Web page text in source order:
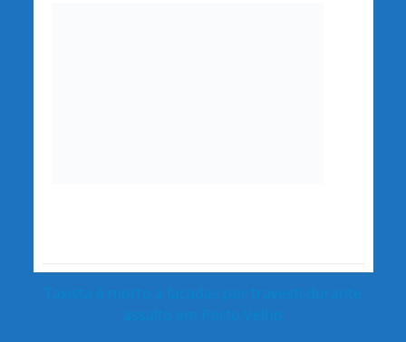
Taxista é morto a facadas por travesti durante
assalto em Porto Velho